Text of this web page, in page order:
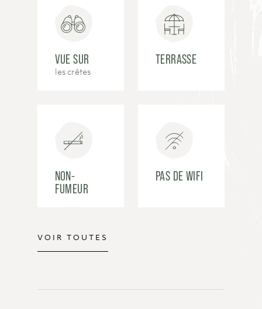
VUE SUR
les crêtes
TERRASSE
NON-
FUMEUR
PAS DE WIFI
VOIR TOUTES